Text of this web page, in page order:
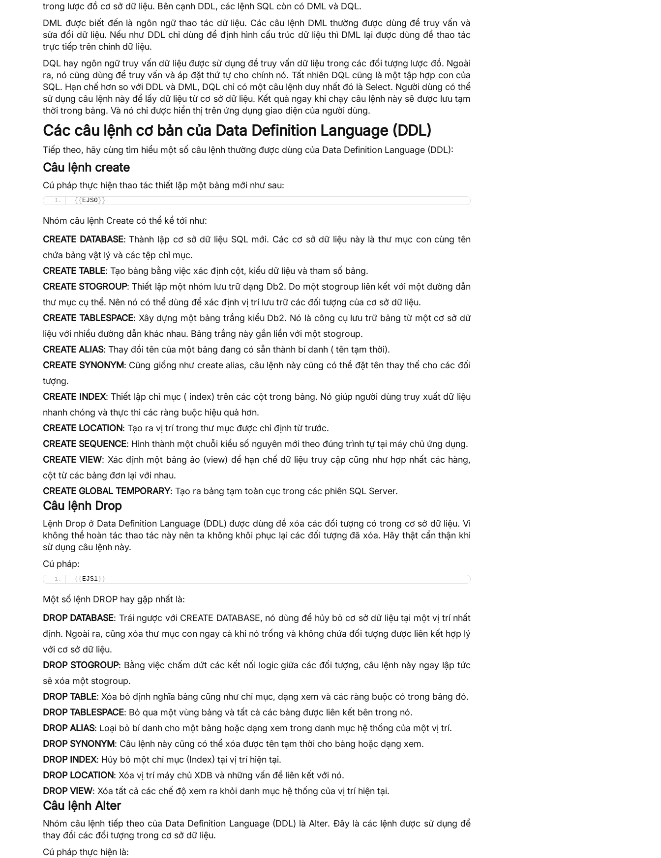
trong lược đồ cơ sở dữ liệu. Bên cạnh DDL, các lệnh SQL còn có DML và DQL.
DML được biết đến là ngôn ngữ thao tác dữ liệu. Các câu lệnh DML thường được dùng để truy vấn và
sửa đổi dữ liệu. Nếu như DDL chỉ dùng để định hình cấu trúc dữ liệu thì DML lại được dùng để thao tác
trực tiếp trên chính dữ liệu.
DQL hay ngôn ngữ truy vấn dữ liệu được sử dụng để truy vấn dữ liệu trong các đối tượng lược đồ. Ngoài
ra, nó cũng dùng để truy vấn và áp đặt thứ tự cho chính nó. Tất nhiên DQL cũng là một tập hợp con của
SQL. Hạn chế hơn so với DDL và DML, DQL chỉ có một câu lệnh duy nhất đó là Select. Người dùng có thể
sử dụng câu lệnh này để lấy dữ liệu từ cơ sở dữ liệu. Kết quả ngay khi chạy câu lệnh này sẽ được lưu tạm
thời trong bảng. Và nó chỉ được hiển thị trên ứng dụng giao diện của người dùng.
Các câu lệnh cơ bản của Data Definition Language (DDL)
Tiếp theo, hãy cùng tìm hiểu một số câu lệnh thường được dùng của Data Definition Language (DDL):
Câu lệnh create
Cú pháp thực hiện thao tác thiết lập một bảng mới như sau:
{{ EJS0 }}
Nhóm câu lệnh Create có thể kể tới như:
CREATE DATABASE: Thành lập cơ sở dữ liệu SQL mới. Các cơ sở dữ liệu này là thư mục con cùng tên
chứa bảng vật lý và các tệp chỉ mục.
CREATE TABLE: Tạo bảng bằng việc xác định cột, kiểu dữ liệu và tham số bảng.
CREATE STOGROUP: Thiết lập một nhóm lưu trữ dạng Db2. Do một stogroup liên kết với một đường dẫn
thư mục cụ thể. Nên nó có thể dùng để xác định vị trí lưu trữ các đối tượng của cơ sở dữ liệu.
CREATE TABLESPACE: Xây dựng một bảng trắng kiểu Db2. Nó là công cụ lưu trữ bảng từ một cơ sở dữ
liệu với nhiều đường dẫn khác nhau. Bảng trắng này gắn liền với một stogroup.
CREATE ALIAS: Thay đổi tên của một bảng đang có sẵn thành bí danh ( tên tạm thời).
CREATE SYNONYM: Cũng giống như createalias, câu lệnh này cũng có thể đặt tên thay thế cho các đối
tượng.
CREATE INDEX: Thiết lập chỉ mục ( index) trên các cột trong bảng. Nó giúp người dùng truy xuất dữ liệu
nhanh chóng và thực thi các ràng buộc hiệu quả hơn.
CREATE LOCATION: Tạo ra vị trí trong thư mục được chỉ định từ trước.
CREATE SEQUENCE: Hình thành một chuỗi kiểu số nguyên mới theo đúng trình tự tại máy chủ ứng dụng.
CREATE VIEW: Xác định một bảng ảo (view) để hạn chế dữ liệu truy cập cũng như hợp nhất các hàng,
cột từ các bảng đơn lại với nhau.
CREATE GLOBAL TEMPORARY: Tạo ra bảng tạm toàn cục trong các phiên SQL Server.
Câu lệnh Drop
Lệnh Drop ở Data Definition Language (DDL) được dùng để xóa các đối tượng có trong cơ sở dữ liệu. Vì
không thể hoàn tác thao tác này nên ta không khôi phục lại các đối tượng đã xóa. Hãy thật cẩn thận khi
sử dụng câu lệnh này.
Cú pháp:
{{ EJS1 }}
Một số lệnh DROP hay gặp nhất là:
DROP DATABASE: Trái ngược với CREATE DATABASE, nó dùng để hủy bỏ cơ sở dữ liệu tại một vị trí nhất
định. Ngoài ra, cũng xóa thư mục con ngay cả khi nó trống và không chứa đối tượng được liên kết hợp lý
với cơ sở dữ liệu.
DROP STOGROUP: Bằng việc chấm dứt các kết nối logic giữa các đối tượng, câu lệnh này ngay lập tức
sẽ xóa một stogroup.
DROP TABLE: Xóa bỏ định nghĩa bảng cũng như chỉ mục, dạng xem và các ràng buộc có trong bảng đó.
DROP TABLESPACE: Bỏ qua một vùng bảng và tất cả các bảng được liên kết bên trong nó.
DROP ALIAS: Loại bỏ bí danh cho một bảng hoặc dạng xem trong danh mục hệ thống của một vị trí.
DROP SYNONYM: Câu lệnh này cũng có thể xóa được tên tạm thời cho bảng hoặc dạng xem.
DROP INDEX: Hủy bỏ một chỉ mục (Index) tại vị trí hiện tại.
DROP LOCATION: Xóa vị trí máy chủ XDB và những vấn đề liên kết với nó.
DROP VIEW: Xóa tất cả các chế độ xem ra khỏi danh mục hệ thống của vị trí hiện tại.
Câu lệnh Alter
Nhóm câu lệnh tiếp theo của Data Definition Language (DDL) là Alter. Đây là các lệnh được sử dụng để
thay đổi các đối tượng trong cơ sở dữ liệu.
Cú pháp thực hiện là: